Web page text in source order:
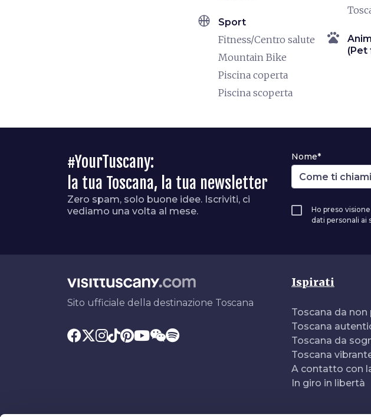
sports_basketball Sport
Fitness/Centro salute
Mountain Bike
Piscina coperta
Piscina scoperta
pets
(Pet
#YourTuscany:
la tua Toscana, la tua newsletter
Zero spam, solo buone idee. Iscriviti, ci
vediamo una volta al mese.
Nome*
Ho preso
dati personali ai
Sito ufficiale della destinazione Toscana
Ispirati
Toscana da non
Toscana
Toscana da
Toscana
A contatto con
In giro in libertà